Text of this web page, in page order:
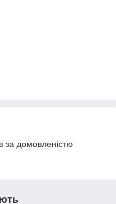
за домовленістю